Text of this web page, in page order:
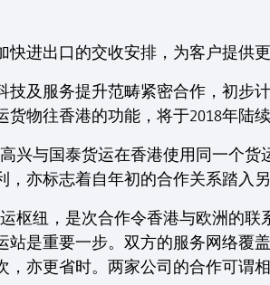
进出口的交收安排，为客户提供
及服务提升范畴紧密合作，初步
物往香港的功能，将于2018年陆续
兴与国泰货运在香港使用同一个
亦标志着自年初的合作关系踏入
枢纽，是次合作令香港与欧洲的联
是重要一步。双方的服务网络覆
亦更省时。两家公司的合作可谓